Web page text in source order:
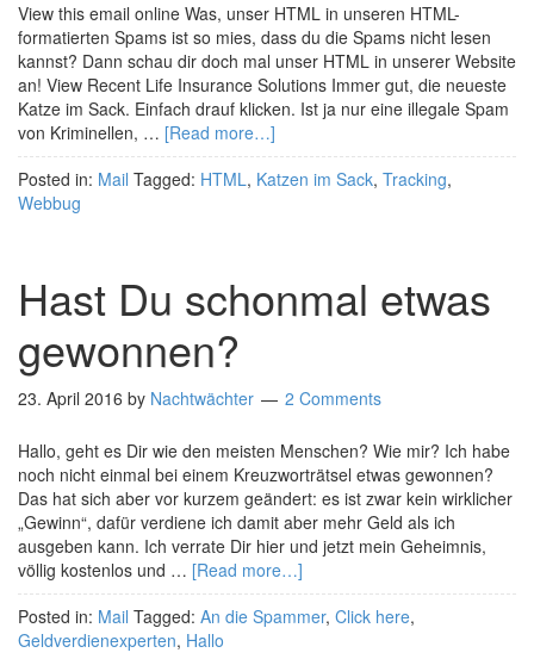
View this email online Was, unser HTML in unseren HTML-
formatierten Spams ist so mies, dass du die Spams nicht lesen
kannst? Dann schau dir doch mal unser HTML in unserer Website
an! View Recent Life Insurance Solutions Immer gut, die neueste
Katze im Sack. Einfach drauf klicken. Ist ja nur eine illegale Spam
von Kriminellen, … [Read more…]
Posted in: Mail Tagged: HTML, Katzen im Sack, Tracking,
Webbug
Hast Du schonmal etwas
gewonnen?
23. April 2016 by Nachtwächter 2 Comments
Hallo, geht es Dir wie den meisten Menschen? Wie mir? Ich habe
noch nicht einmal bei einem Kreuzworträtsel etwas gewonnen?
Das hat sich aber vor kurzem geändert: es ist zwar kein wirklicher
„Gewinn“, dafür verdiene ich damit aber mehr Geld als ich
ausgeben kann. Ich verrate Dir hier und jetzt mein Geheimnis,
völlig kostenlos und … [Read more…]
Posted in: Mail Tagged: An die Spammer, Click here,
Geldverdienexperten, Hallo